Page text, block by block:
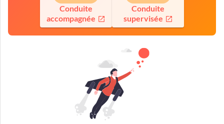
Conduite
accompagnée
Conduite
supervisée